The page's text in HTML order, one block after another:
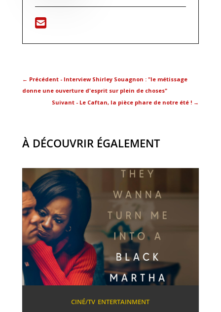
← Précédent - Interview Shirley Souagnon : "le métissage
donne une ouverture d'esprit sur plein de choses"
Suivant - Le Caftan, la pièce phare de notre été ! →
À DÉCOUVRIR ÉGALEMENT
CINÉ/TV ENTERTAINMENT